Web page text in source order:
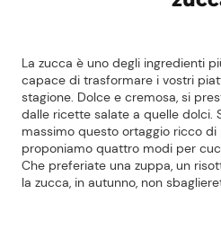
La zucca è uno degli ingredienti
capace di trasformare i vostri
stagione. Dolce e cremosa, si
dalle ricette salate a quelle dolci.
massimo questo ortaggio ricco
proponiamo quattro modi per
Che preferiate una zuppa, un
la zucca, in autunno, non